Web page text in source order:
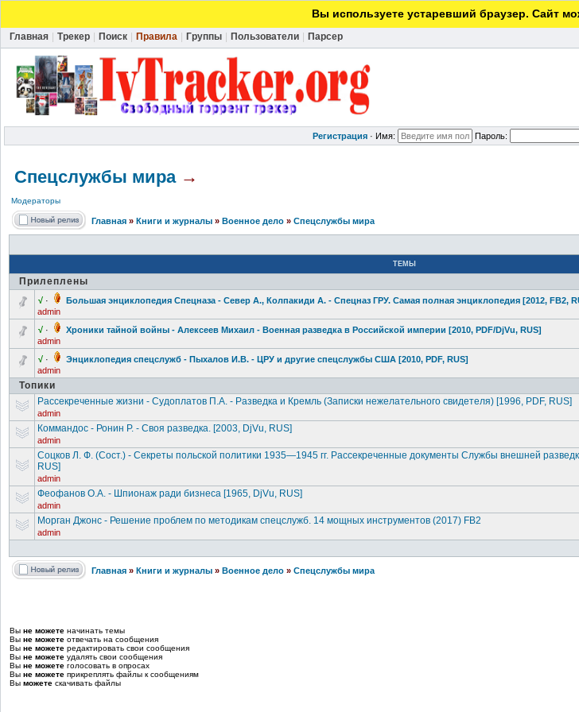
Вы используете устаревший браузер. Сайт
Главная Трекер Поиск Правила Группы Пользователи Парсер
Регистрация · Имя: Пароль:
Спецслужбы мира →
Модераторы
Главная » Книги и журналы » Военное дело » Спецслужбы мира
ТЕМЫ
Прилеплены
√ · Большая энциклопедия Спецназа - Север А., Колпакиди А. - Спецназ ГРУ. Самая полная энциклопедия [2012, FB2,
admin
√ ·
Хроники тайной войны - Алексеев Михаил - Военная разведка в Российской империи [2010, PDF/DjVu, RUS]
admin
√ · Энциклопедия спецслужб - Пыхалов И.В. - ЦРУ и другие спецслужбы США [2010, PDF, RUS]
admin
Топики
Рассекреченные жизни - Судоплатов П.А. - Разведка и Кремль (Записки нежелательного свидетеля) [1996, PDF, RUS]
admin
Коммандос - Ронин P. - Своя разведка. [2003, DjVu, RUS]
admin
Соцков Л. Ф. (Сост.) - Секреты польской политики 1935—1945 гг. Рассекреченные документы Службы внешней
RUS]
admin
Феофанов О.А. - Шпионаж ради бизнеса [1965, DjVu, RUS]
admin
Морган Джонс - Решение проблем по методикам спецслужб. 14 мощных инструментов (2017) FB2
admin
Главная » Книги и журналы » Военное дело » Спецслужбы мира
Вы не можете начинать темы
Вы не можете отвечать на сообщения
Вы не можете редактировать свои сообщения
Вы не можете удалять свои сообщения
Вы не можете голосовать в опросах
Вы не можете прикреплять файлы к сообщениям
Вы можете скачивать файлы